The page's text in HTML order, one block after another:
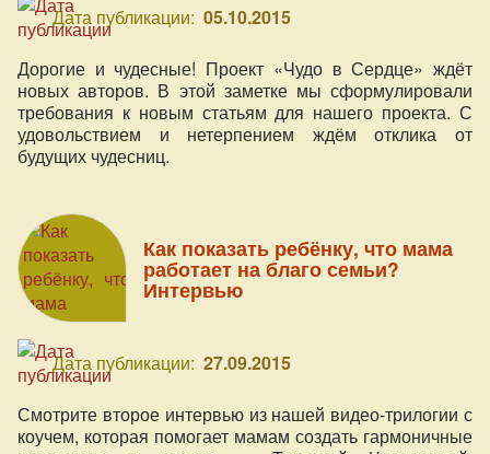
Дата публикации: 05.10.2015
Дорогие и чудесные! Проект «Чудо в Сердце» ждёт
новых авторов. В этой заметке мы сформулировали
требования к новым статьям для нашего проекта. С
удовольствием и нетерпением ждём отклика от
будущих чудесниц.
Как показать ребёнку, что мама
работает на благо семьи?
Интервью
Дата публикации: 27.09.2015
Смотрите второе интервью из нашей видео-трилогии с
коучем, которая помогает мамам создать гармоничные